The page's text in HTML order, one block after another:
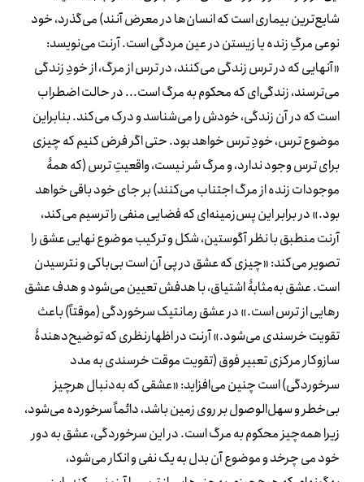
شایع‌ترین بیماری است که انسان‌ها در معرض آنند) می‌گذرد، خود
نوعی مرگِ زنده یا زیستن در عین مردگی است. آرنت می‌نویسد:
«آنهایی که در ترس زندگی می‌کنند، در ترس از مرگ، از خودِ زندگی
می‌ترسند، زندگی‌ای که محکوم به مرگ است... در حالت اضطراب
است که در آن زندگی، خودش را می‌شناسد و درک می‌کند. بنابراین
موضوع ترس، خودِ ترس خواهد بود. حتی اگر فرض کنیم که چیزی
برای ترس وجود ندارد، و مرگ شر نیست، واقعیتِ ترس (که همۀ
موجودات زنده از مرگ اجتناب می‌کنند) بر جای خود باقی خواهد
بود.» در برابر این پس‌زمینه‌ای که فضایی منفی را ترسیم می‌کند،
آرنت منطبق با نظر آگوستین، شکل و ترکیب موضوع نهایی عشق را
تصویر می‌کند: «چیزی که عشق در پی آن است بی‌باکی و نترسیدن
است. عشق به‌مثابۀ اشتیاق، با هدفش تعیین می‌شود و هدف عشق
رهایی از ترس است.» در عشق رمانتیک سرخوردگی (موقتاً) باعث
تقویت خرسندی می‌شود.» آرنت در اظهارنظری که توضیح‌دهندۀ
سازوکار مرکزی تعبیر فوق (تقویت موقت خرسندی به مدد
سرخوردگی) است چنین می‌افزاید: «عشقی که به‌دنبال هرچیز
بی‌خطر و سهل‌الوصول بر روی زمین باشد، دائماً سرخورده می‌شود،
زیرا همه‌چیز محکوم به مرگ است. در این سرخوردگی، عشق به دور
خود می چرخد ​​و موضوع آن بدل به یک نفی و انکار می‌شود،